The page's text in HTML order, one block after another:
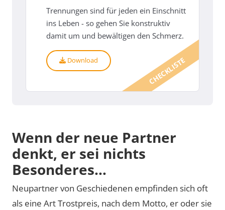
CHECKLISTE
Trennungen sind für jeden ein Einschnitt
ins Leben - so gehen Sie konstruktiv
damit um und bewältigen den Schmerz.
Download
Wenn der neue Partner
denkt, er sei nichts
Besonderes…
Neupartner von Geschiedenen empfinden sich oft
als eine Art Trostpreis, nach dem Motto, er oder sie